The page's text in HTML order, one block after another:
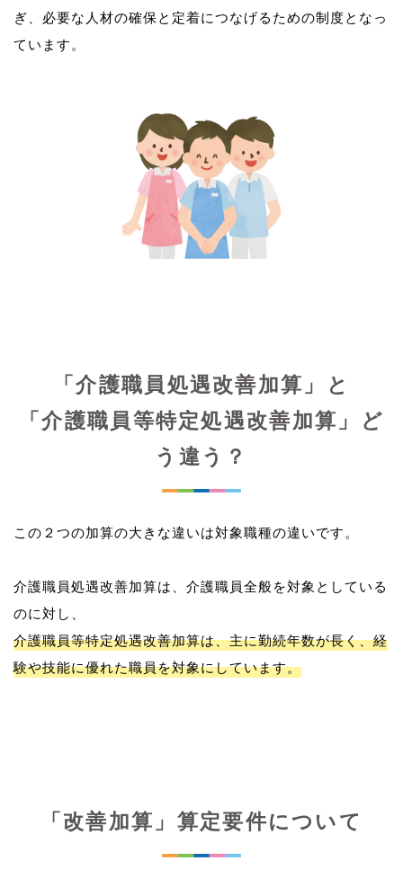
ぎ、必要な人材の確保と定着につなげるための制度となっ
ています。
「介護職員処遇改善加算」と
「介護職員等特定処遇改善加算」ど
う違う？
この２つの加算の大きな違いは対象職種の違いです。
介護職員処遇改善加算は、介護職員全般を対象としている
介護職員等特定処遇改善加算は、主に勤続年数が長く、経
験や技能に優れた職員を対象にしています。
「改善加算」算定要件について